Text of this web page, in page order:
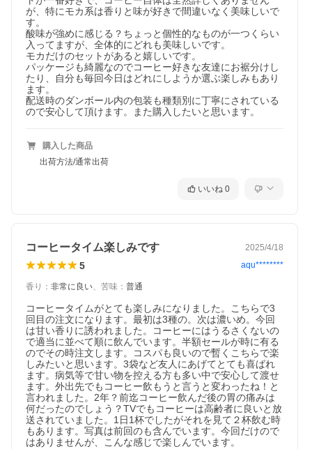
が、特にモカ系は香りと味が好きで間違いなく美味しいで
す。
酸味が強めに感じる？ちょっと個性的なものが一つくらい
入ってますが、全体的にどれも美味しいです。
モカだけのセットがあると嬉しいです。
パッケージも綺麗なのでコーヒー好きな友達にお裾分けし
たり、自分も毎回今日はどれにしようか選ぶ楽しみもあり
ます。
配送時のダンボール内の包装も種類別に丁寧にされている
ので安心して頂けます。また購入したいと思います。
購入した商品
出荷方法/通常出荷
いいね 0
コーヒータイム楽しみです 2025/4/18
5 aqu********
香り ： 非常に良い、 苦味 ： 普通
コーヒータイムがとても楽しみになりました。こちらで3
回目の注文になります。最初は3種の。次は濃いめ。今回
は甘い香りに誘われました。コーヒーにはうるさくないの
で適当に並べて順に飲んでいます。半額セールが時に有る
のでその時注文します。コスパも良いので暫くこちらで楽
しみたいと思います。3袋など友人にあげてとても喜ばれ
ます。病気等で甘い物を控える方も多い中で安心して渡せ
ます。外出先でもコーヒー飲もうと言うと変わったね！と
言われました。2年？前迄コーヒー飲んだ後の胃の痛みは
何だったのでしょう？TVでもコーヒーは高齢者に良いと放
送されていました。1日1杯でしたがそれを見て２杯飲む時
もあります。写真は前回のも含んでいます。今回だけので
はありませんが、こんな感じで楽しんでいます。